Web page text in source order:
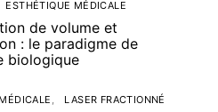
ESTHÉTIQUE MÉDICALE
de volume et
: le paradigme de
biologique
LASER FRACTIONNÉ